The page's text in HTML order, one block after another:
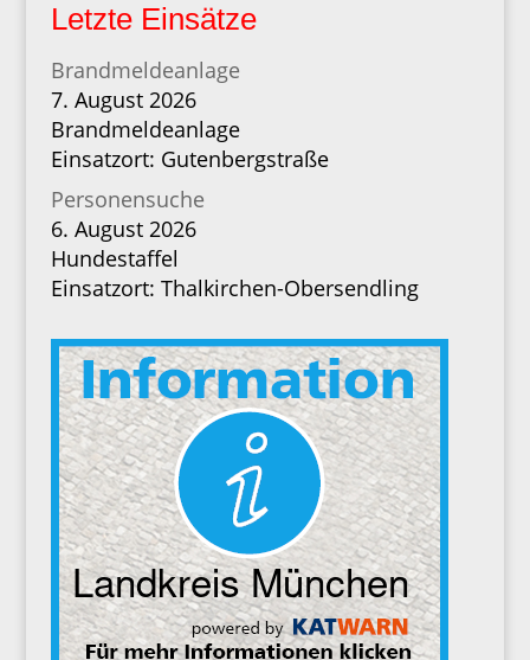
Letzte Einsätze
Brandmeldeanlage
7. August 2026
Brandmeldeanlage
Einsatzort: Gutenbergstraße
Personensuche
6. August 2026
Hundestaffel
Einsatzort: Thalkirchen-Obersendling